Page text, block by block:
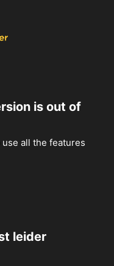
is out of
all the features
leider